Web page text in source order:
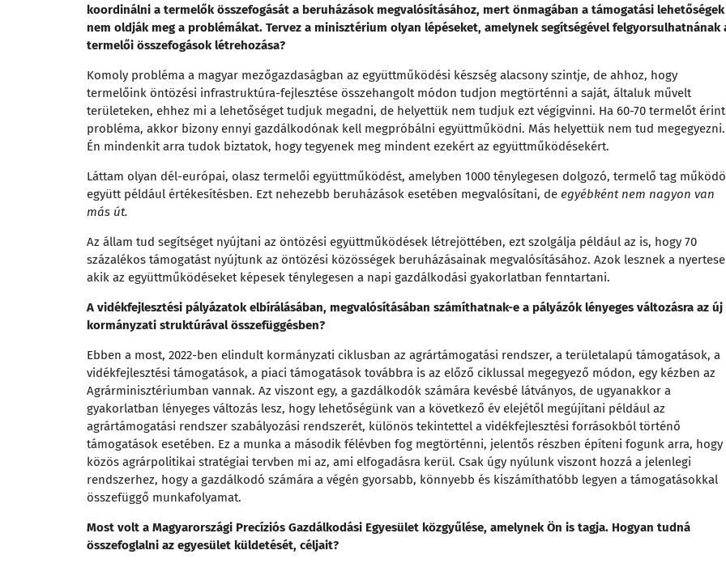
koordinálni a termelők összefogását a beruházások megvalósításához, mert önmagában a támogatási lehetőségek
nem oldják meg a problémákat. Tervez a minisztérium olyan lépéseket, amelynek segítségével felgyorsulhatnának
termelői összefogások létrehozása?
Komoly probléma a magyar mezőgazdaságban az együttműködési készség alacsony szintje, de ahhoz, hogy
termelőink öntözési infrastruktúra-fejlesztése összehangolt módon tudjon megtörténni a saját, általuk művelt
területeken, ehhez mi a lehetőséget tudjuk megadni, de helyettük nem tudjuk ezt végigvinni. Ha 60-70 termelőt
probléma, akkor bizony ennyi gazdálkodónak kell megpróbálni együttműködni. Más helyettük nem tud megegyezni.
Én mindenkit arra tudok biztatok, hogy tegyenek meg mindent ezekért az együttműködésekért.
Láttam olyan dél-európai, olasz termelői együttműködést, amelyben 1000 ténylegesen dolgozó, termelő tag
együtt például értékesítésben. Ezt nehezebb beruházások esetében megvalósítani, de egyébként nem nagyon van
más út.
Az állam tud segítséget nyújtani az öntözési együttműködések létrejöttében, ezt szolgálja például az is, hogy 70
százalékos támogatást nyújtunk az öntözési közösségek beruházásainak megvalósításához. Azok lesznek a
akik az együttműködéseket képesek ténylegesen a napi gazdálkodási gyakorlatban fenntartani.
A vidékfejlesztési pályázatok elbírálásában, megvalósításában számíthatnak-e a pályázók lényeges változásra az új
kormányzati struktúrával összefüggésben?
Ebben a most, 2022-ben elindult kormányzati ciklusban az agrártámogatási rendszer, a területalapú támogatások, a
vidékfejlesztési támogatások, a piaci támogatások továbbra is az előző ciklussal megegyező módon, egy kézben az
Agrárminisztériumban vannak. Az viszont egy, a gazdálkodók számára kevésbé látványos, de ugyanakkor a
gyakorlatban lényeges változás lesz, hogy lehetőségünk van a következő év elejétől megújítani például az
agrártámogatási rendszer szabályozási rendszerét, különös tekintettel a vidékfejlesztési forrásokból történő
támogatások esetében. Ez a munka a második félévben fog megtörténni, jelentős részben építeni fogunk arra, hogy
közös agrárpolitikai stratégiai tervben mi az, ami elfogadásra kerül. Csak úgy nyúlunk viszont hozzá a jelenlegi
rendszerhez, hogy a gazdálkodó számára a végén gyorsabb, könnyebb és kiszámíthatóbb legyen a támogatásokkal
összefüggő munkafolyamat.
Most volt a Magyarországi Precíziós Gazdálkodási Egyesület közgyűlése, amelynek Ön is tagja. Hogyan tudná
összefoglalni az egyesület küldetését, céljait?